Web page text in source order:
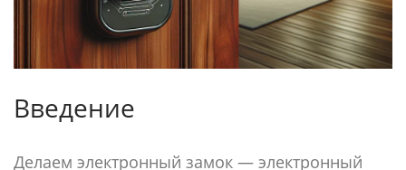
Введение
Делаем электронный замок — электронный